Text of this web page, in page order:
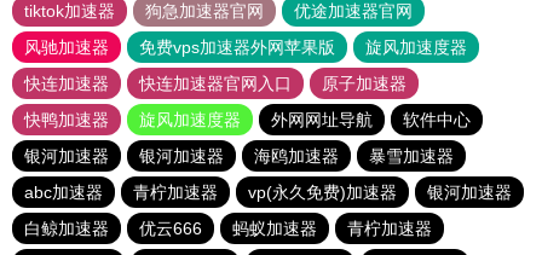
tiktok加速器
狗急加速器官网
优途加速器官网
风驰加速器
免费vps加速器外网苹果版
旋风加速度器
快连加速器
快连加速器官网入口
原子加速器
快鸭加速器
旋风加速度器 外网网址导航
软件中心
银河加速器
银河加速器 海鸥加速器
暴雪加速器
abc加速器
青柠加速器 vp(永久免费)加速器
银河加速器
白鲸加速器
优云666 蚂蚁加速器 青柠加速器